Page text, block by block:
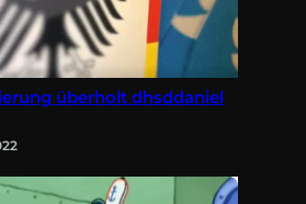
überholt dhsddaniel